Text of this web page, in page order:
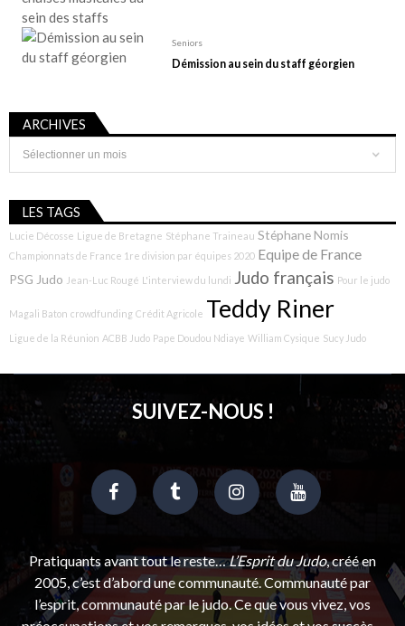
Seniors
Démission au sein du staff géorgien
ARCHIVES
Archives
LES TAGS
Lucie Décosse Ligue de Bretagne Stéphane Traineau Stéphane Nomis
Championnats de France 1re division par équipes 2020 Equipe de France
PSG Judo Jean-Luc Rougé L'interview du lundi Judo français Pour le judo
Magali Baton crowdfunding Crédit Agricole Teddy Riner
Ligue de la Réunion ACBB Judo Pape Doudou Ndiaye William Cysique Sucy Judo
SUIVEZ-NOUS !
Pratiquants avant tout le reste…L’Esprit du Judo, créé en
2005, c’est d’abord une communauté. Communauté par
l’esprit, communauté par le judo. Ce que vous vivez, vos